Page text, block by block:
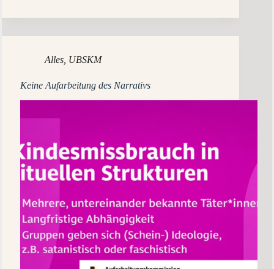
Alles UBSKM
Keine Aufarbeitung des Narrativs